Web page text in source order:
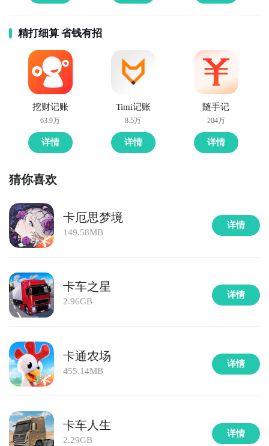
精打细算 省钱有招
挖财记账
63.9万
详情
Timi记账
8.5万
详情
随手记
204万
详情
猜你喜欢
卡厄思梦境
149.58MB
详情
卡车之星
2.96GB
详情
卡通农场
455.14MB
详情
卡车人生
2.29GB
详情